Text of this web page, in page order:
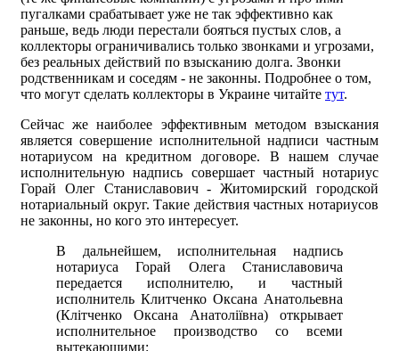
пугалками срабатывает уже не так эффективно как
раньше, ведь люди перестали бояться пустых слов, а
коллекторы ограничивались только звонками и угрозами,
без реальных действий по взысканию долга. Звонки
родственникам и соседям - не законны. Подробнее о том,
что могут сделать коллекторы в Украине читайте тут.
Сейчас же наиболее эффективным методом взыскания
является совершение исполнительной надписи частным
нотариусом на кредитном договоре. В нашем случае
исполнительную надпись совершает частный нотариус
Горай Олег Станиславович - Житомирский городской
нотариальный округ. Такие действия частных нотариусов
не законны, но кого это интересует.
В дальнейшем, исполнительная надпись
нотариуса Горай Олега Станиславовича
передается исполнителю, и частный
исполнитель Клитченко Оксана Анатольевна
(Клітченко Оксана Анатоліївна) открывает
исполнительное производство со всеми
вытекающими: